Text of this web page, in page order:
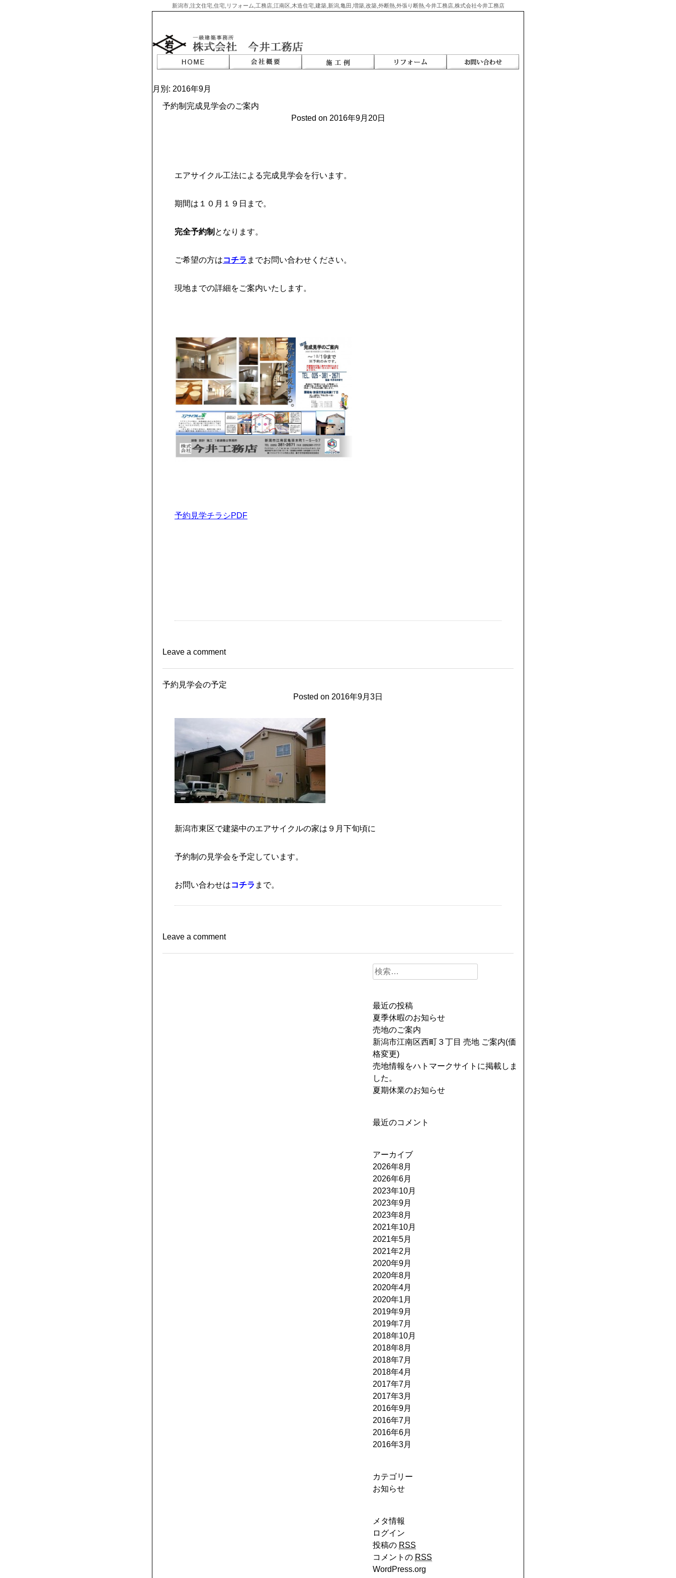
新潟市,注文住宅,住宅,リフォーム,工務店,江南区,木造住宅,建築,新潟,亀田,増築,改築,外断熱,外張り断熱,今井工務店,株式会社今井工務店
content
月別: 2016年9月
予約制完成見学会のご案内
Posted on 2016年9月20日
エアサイクル工法による完成見学会を行います。
期間は１０月１９日まで。
完全予約制 となります。
ご希望の方はコチラ までお問い合わせください。
現地までの詳細をご案内いたします。
予約見学チラシPDF
Leave a comment
予約見学会の予定
Posted on 2016年9月3日
新潟市東区で建築中のエアサイクルの家は９月下旬頃に
予約制の見学会を予定しています。
お問い合わせはコチラ まで。
Leave a comment
検
索:
最近の投稿
夏季休暇のお知らせ
売地のご案内
新潟市江南区西町３丁目 売地 ご案内(価
格変更)
売地情報をハトマークサイトに掲載しま
した。
夏期休業のお知らせ
最近のコメント
アーカイブ
2026年8月
2026年6月
2023年10月
2023年9月
2023年8月
2021年10月
2021年5月
2021年2月
2020年9月
2020年8月
2020年4月
2020年1月
2019年9月
2019年7月
2018年10月
2018年8月
2018年7月
2018年4月
2017年7月
2017年3月
2016年9月
2016年7月
2016年6月
2016年3月
カテゴリー
お知らせ
メタ情報
ログイン
投稿の RSS
コメントの RSS
WordPress.org